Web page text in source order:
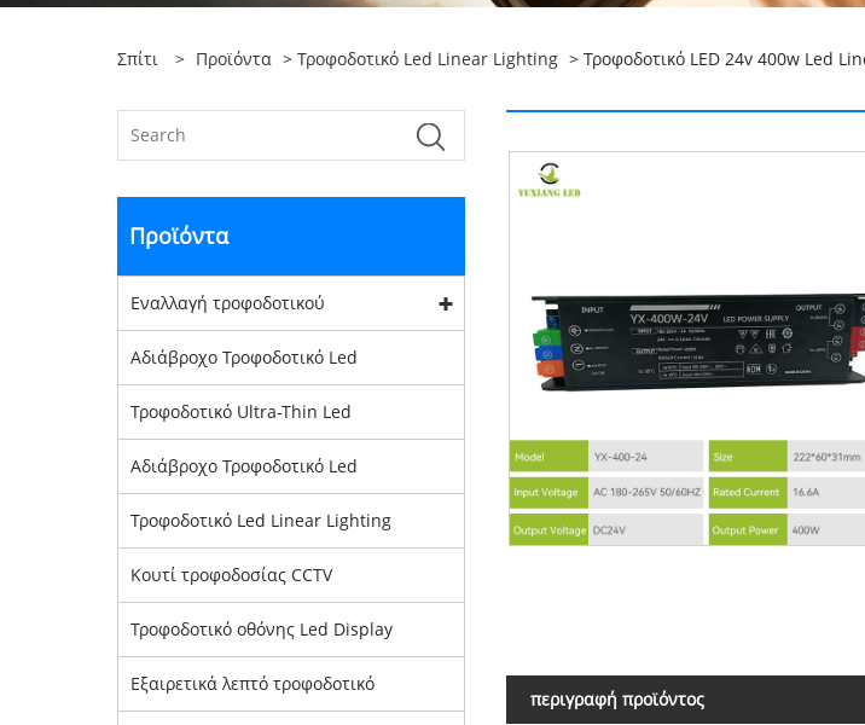
Σπίτι > Προϊόντα > Τροφοδοτικό Led Linear Lighting > Τροφοδοτικό LED 24v 400w Led
Προϊόντα
Εναλλαγή τροφοδοτικού
Αδιάβροχο Τροφοδοτικό Led
Τροφοδοτικό Ultra-Thin Led
Αδιάβροχο Τροφοδοτικό Led
Τροφοδοτικό Led Linear Lighting
Κουτί τροφοδοσίας CCTV
Τροφοδοτικό οθόνης Led Display
Εξαιρετικά λεπτό τροφοδοτικό
περιγραφή προϊόντος